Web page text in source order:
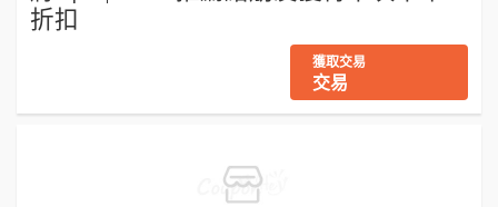
折扣
獲取交易
交易